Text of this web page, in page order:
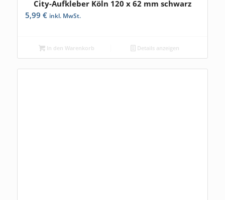
City-Aufkleber Köln 120 x 62 mm schwarz
5,99 € inkl. MwSt.
In den Warenkorb Details anzeigen